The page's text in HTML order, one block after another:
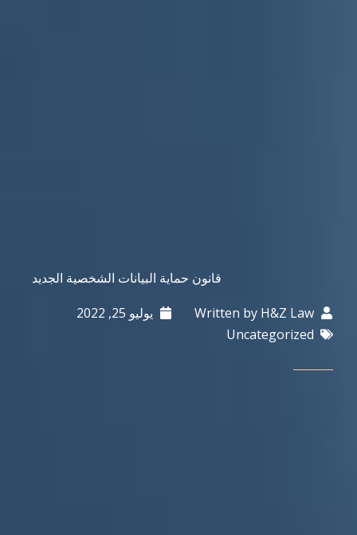
قانون حماية البيانات الشخصية الجديد
Written by H&Z Law
يوليو 25, 2022
Uncategorized